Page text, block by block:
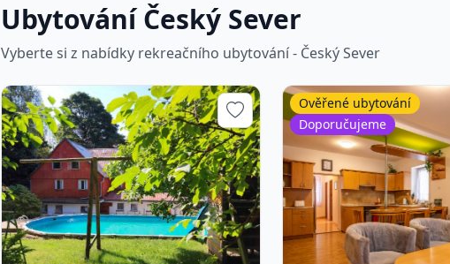
Ubytování Český Sever
Vyberte si z nabídky rekreačního ubytování - Český Sever
Ověřené ubytování
Doporučujeme